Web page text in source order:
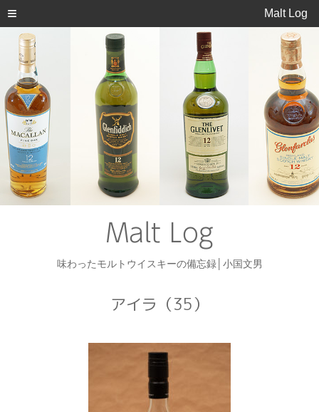
Malt Log
Malt Log
味わったモルトウイスキーの備忘録│小国文男
アイラ（35）